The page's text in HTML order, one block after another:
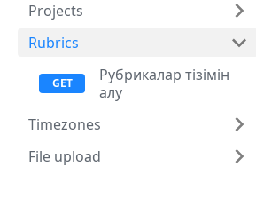
Projects
Rubrics
Рубрикалар тізімін
алу
Timezones
File upload